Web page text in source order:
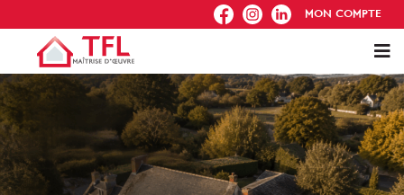
FB IG IN MON COMPTE